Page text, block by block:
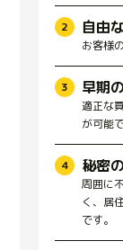
自由
お客様
早期
適正な
が可能
秘密
周囲に
く、居
です。